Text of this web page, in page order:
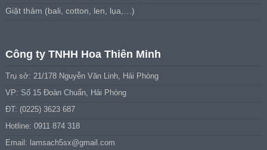
Giặt thảm (bali, cotton, len, lụa,…)
Công ty TNHH Hoa Thiên Minh
Trụ sở: 21/178 Nguyễn Văn Linh, Hải Phòng
VP: Số 15 Đoàn Chuẩn, Hải Phòng
ĐT: (0225) 3623 687
Hotline: 0911 874 318
Email: lamsach5sx@gmail.com